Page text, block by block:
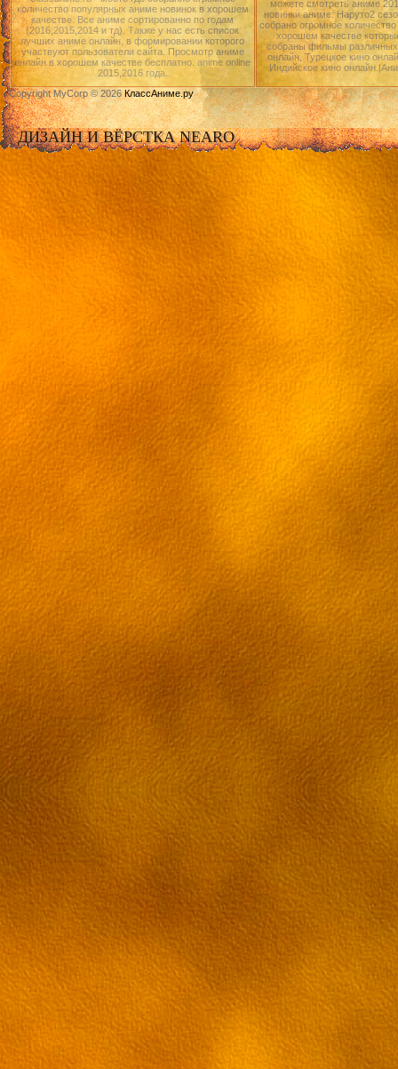
количество популярных аниме новинок в хорошем
качестве. Все аниме сортированно по годам
(2016,2015,2014 и тд). Также у нас есть список
лучших аниме онлайн, в формировании которого
участвуют пользователи сайта. Просмотр аниме
онлайн в хорошем качестве бесплатно. anime online
2015,2016 года.
можете смотреть аниме
новинки аниме: Наруто2
собрано огромное
хорошем качестве
собраны фильмы различных
онлайн, Турецкое кино
Индийское кино
Copyright MyCorp © 2026КлассАниме.ру
ДИЗАЙН И ВЁРСТКА NEARO